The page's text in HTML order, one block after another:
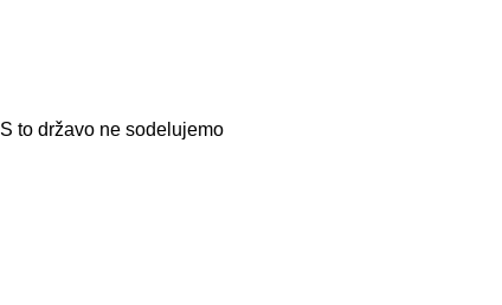
S to državo ne sodelujemo